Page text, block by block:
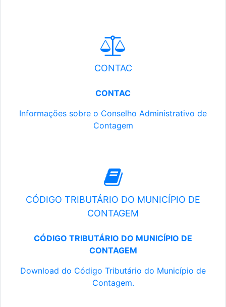
CONTAC
CONTAC
Informações sobre o Conselho Administrativo de
Contagem
CÓDIGO TRIBUTÁRIO DO MUNICÍPIO DE
CONTAGEM
CÓDIGO TRIBUTÁRIO DO MUNICÍPIO DE
CONTAGEM
Download do Código Tributário do Município de
Contagem.